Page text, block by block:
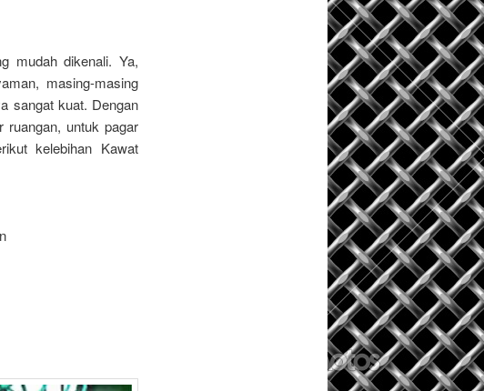
mudah dikenali. Ya,
masing-masing
sangat kuat. Dengan
ruangan, untuk pagar
kelebihan Kawat